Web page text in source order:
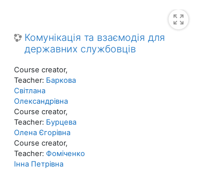
Комунікація та взаємодія для
державних службовців
Course creator,
Teacher: Баркова
Світлана
Олександрівна
Course creator,
Teacher: Бурцева
Олена Єгорівна
Course creator,
Teacher: Фоміченко
Інна Петрівна